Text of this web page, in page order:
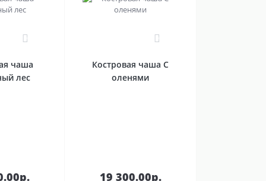
чаша
лес
Костровая чаша С
оленями
19 300.00р.
корзину